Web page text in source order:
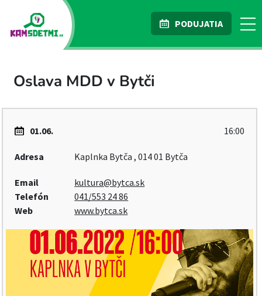
PODUJATIA
Oslava MDD v Bytči
01.06. 16:00
Adresa Kaplnka Bytča , 014 01 Bytča
Email
kultura@bytca.sk
Telefón
041/553 24 86
Web
www.bytca.sk